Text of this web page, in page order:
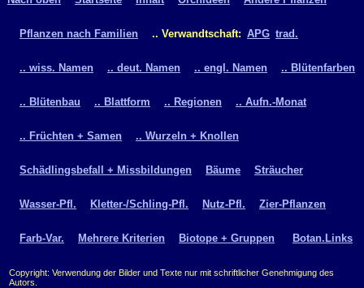
Pflanzen nach Familien .. Verwandtschaft: APG trad.
.. wiss. Namen .. deut. Namen .. engl. Namen .. Blütenfarben
.. Blütenbau .. Blattform .. Regionen .. Aufn.-Monat
.. Früchten + Samen .. Wurzeln + Knollen
Schädlingsbefall + Missbildungen Bäume Sträucher
Wasser-Pfl. Kletter-/Schling-Pfl. Nutz-Pfl. Zier-Pflanzen
Farb-Var. Mehrere Kriterien Biotope + Gruppen Botan.Links
Copyright: Verwendung der Bilder und Texte nur mit schriftlicher Genehmigung des
Autors.